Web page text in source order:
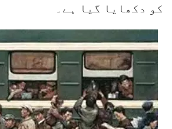
کو دکھایا گیا ہے۔